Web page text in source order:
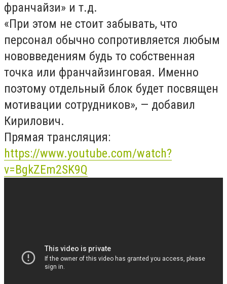
франчайзи» и т.д.
«При этом не стоит забывать, что
персонал обычно сопротивляется любым
нововведениям будь то собственная
точка или франчайзинговая. Именно
поэтому отдельный блок будет посвящен
мотивации сотрудников», — добавил
Кирилович.
Прямая трансляция:
https://www.youtube.com/watch?
v=BgkZEm2SK9Q